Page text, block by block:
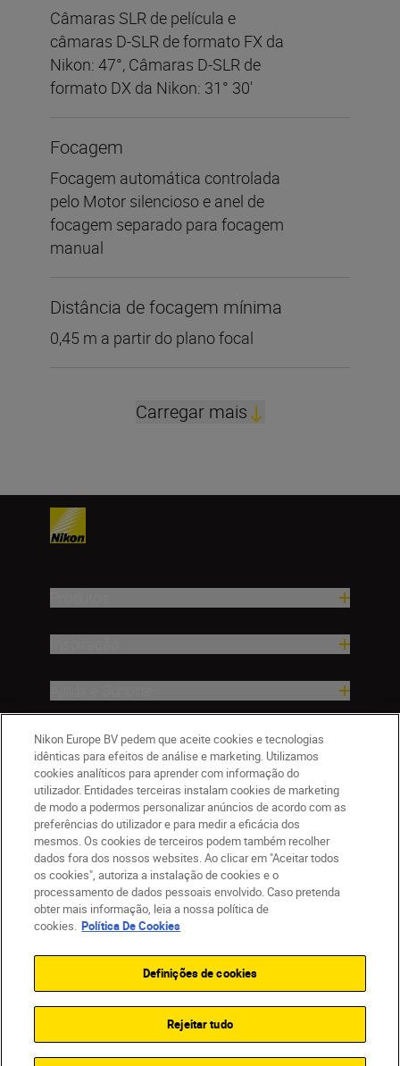
Câmaras SLR de película e
câmaras D-SLR de formato FX da
Nikon: 47°, Câmaras D-SLR de
formato DX da Nikon: 31° 30′
Focagem
Focagem automática controlada
pelo Motor silencioso e anel de
focagem separado para focagem
manual
Distância de focagem mínima
0,45 m a partir do plano focal
Carregar mais
Empresa
PT Nikon Sites
Contacte-nos
Aviso de Privacidade
Termos de utilização
Política de Cookies
Definições de Cookies
Nikon Europe BV pedem que aceite cookies e tecnologias
idênticas para efeitos de análise e marketing. Utilizamos
cookies analíticos para aprender com informação do
utilizador. Entidades terceiras instalam cookies de marketing
de modo a podermos personalizar anúncios de acordo com as
preferências do utilizador e para medir a eficácia dos
mesmos. Os cookies de terceiros podem também recolher
dados fora dos nossos websites. Ao clicar em "Aceitar todos
os cookies", autoriza a instalação de cookies e o
processamento de dados pessoais envolvido. Caso pretenda
obter mais informação, leia a nossa política de
cookies. Política De Cookies
Definições de cookies
Rejeitar tudo